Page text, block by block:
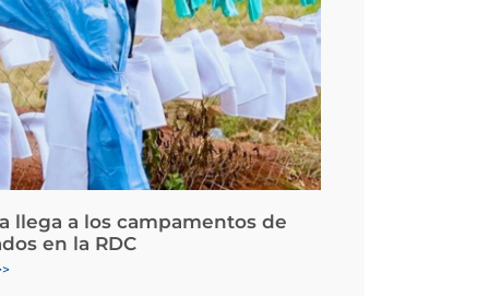
llega a los campamentos de
en la RDC